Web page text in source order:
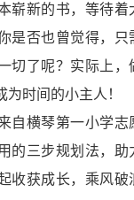
新的书，等待着
是否也曾觉得，
切了呢？实际上，
时间的小主人！
横琴第一小学志
的三步规划法，助
收获成长，乘风破